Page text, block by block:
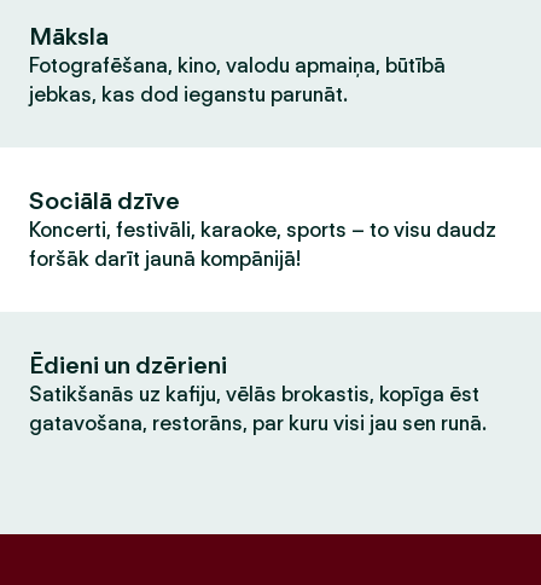
Māksla
Fotografēšana, kino, valodu apmaiņa, būtībā
jebkas, kas dod ieganstu parunāt.
Sociālā dzīve
Koncerti, festivāli, karaoke, sports – to visu daudz
foršāk darīt jaunā kompānijā!
Ēdieni un dzērieni
Satikšanās uz kafiju, vēlās brokastis, kopīga ēst
gatavošana, restorāns, par kuru visi jau sen runā.